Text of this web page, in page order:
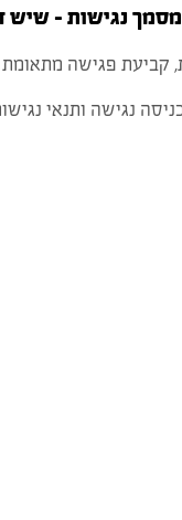
מסמך נגישות – שיש
קביעת פגישה
נגישה ותנאי